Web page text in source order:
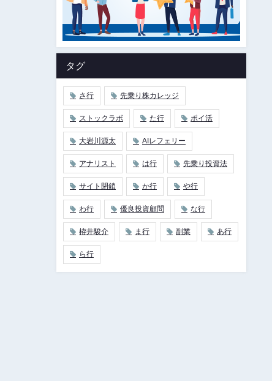
タグ
さ行 先乗り株カレッジ
ストックラボ た行 ポイ活
大岩川源太 AIレフェリー
アナリスト は行 先乗り投資法
サイト閉鎖 か行 や行
わ行 優良投資顧問 な行
栫井駿介 ま行 副業 あ行
ら行